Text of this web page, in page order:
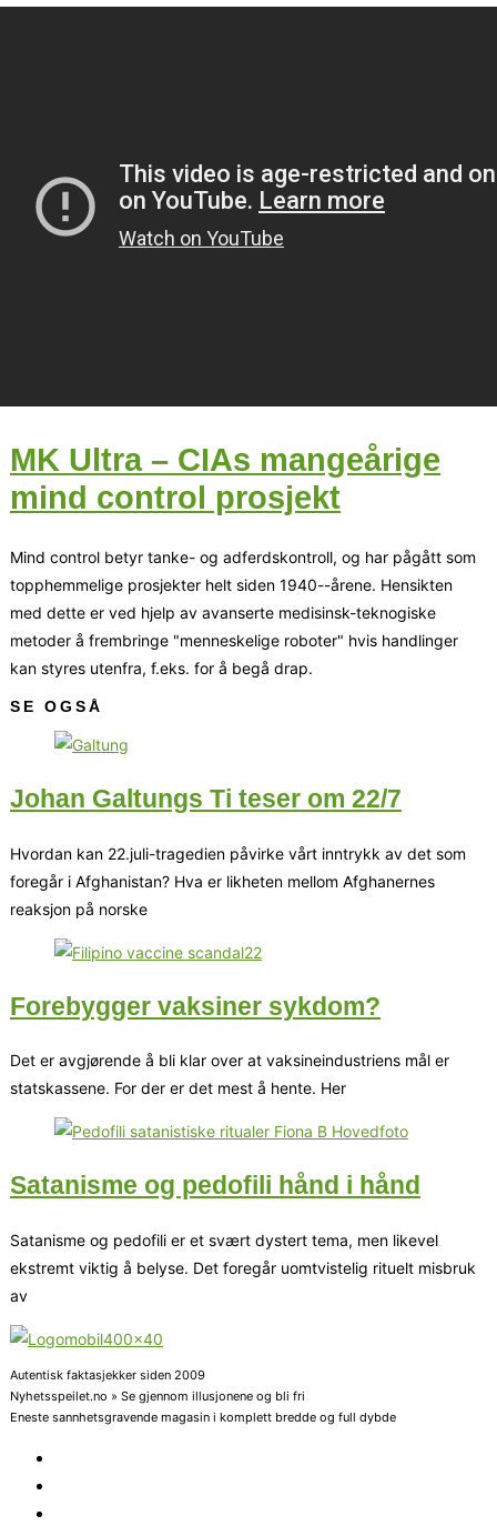
MK Ultra – CIAs mangeårige
mind control prosjekt
Mind control betyr tanke- og adferdskontroll, og har pågått som
topphemmelige prosjekter helt siden 1940--årene. Hensikten
med dette er ved hjelp av avanserte medisinsk-teknogiske
metoder å frembringe "menneskelige roboter" hvis handlinger
kan styres utenfra, f.eks. for å begå drap.
SE OGSÅ
Johan Galtungs Ti teser om 22/7
Hvordan kan 22.juli-tragedien påvirke vårt inntrykk av det som
foregår i Afghanistan? Hva er likheten mellom Afghanernes
reaksjon på norske
Forebygger vaksiner sykdom?
Det er avgjørende å bli klar over at vaksineindustriens mål er
statskassene. For der er det mest å hente. Her
Satanisme og pedofili hånd i hånd
Satanisme og pedofili er et svært dystert tema, men likevel
ekstremt viktig å belyse. Det foregår uomtvistelig rituelt misbruk
av
Autentisk faktasjekker siden 2009
Nyhetsspeilet.no » Se gjennom illusjonene og bli fri
Eneste sannhetsgravende magasin i komplett bredde og full dybde